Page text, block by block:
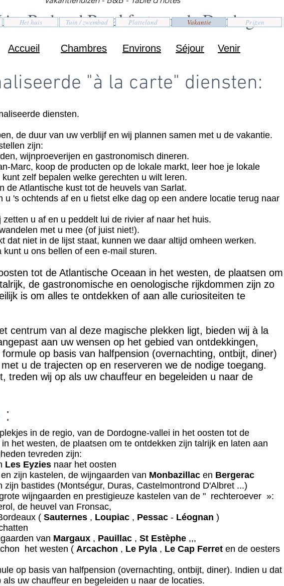
- Bed and Breakfast aan de Dordogne
Accueil Chambres Environs Séjour Venir
Het huis Tuin / zwembad Platteland Vakantie Prijzen
"à la carte" diensten:
diensten.
de duur van uw verblijf en wij plannen samen met u de vakantie.
zijn:
wijnproeverijen en gastronomisch dineren.
Marc, koop de producten op de lokale markt, leer hoe je lokale
zelf bepalen welke gerechten u wilt leren.
de Atlantische kust tot de heuvels van Sarlat.
u 's ochtends af en u fietst elke dag op een andere locatie terug naar
zetten u af en u peddelt lui de rivier af naar het huis.
met u mee (of juist niet!).
dat niet in de lijst staat, kunnen we daar altijd omheen werken.
kunt u ons bellen of een e-mail sturen.
tot de Atlantische Oceaan in het westen, de plaatsen om
de gastronomische en oenologische rijkdommen zijn zo
is om alles te ontdekken of aan alle curiositeiten te
centrum van al deze magische plekken ligt, bieden wij à la
aan uw wensen op het gebied van ontdekkingen,
op basis van halfpension (overnachting, ontbijt, diner)
u de trajecten op en reserveren we de nodige toegang.
treden wij op als uw chauffeur en begeleiden u naar de
in de regio, van de Dordogne-vallei in het oosten tot de
het westen, de plaatsen om te ontdekken zijn talrijk en laten aan
tevreden zijn:
Les Eyzies naar het oosten
zijn kastelen, de wijngaarden van Monbazillac en Bergerac
zijn bastides (Montségur, Duras, Castelmontrond D'Albret ...)
wijngaarden en prestigieuze kastelen van de " rechteroever »:
de heuvel van Fronsac,
( Sauternes , Loupiac , Pessac - Léognan )
van Margaux , Pauillac , St Estèphe ,,,
het westen ( Arcachon , Le Pyla , Le Cap Ferret en de oesters
op basis van halfpension (overnachting, ontbijt, diner). Indien u dat
uw chauffeur en begeleiden u naar de locaties.